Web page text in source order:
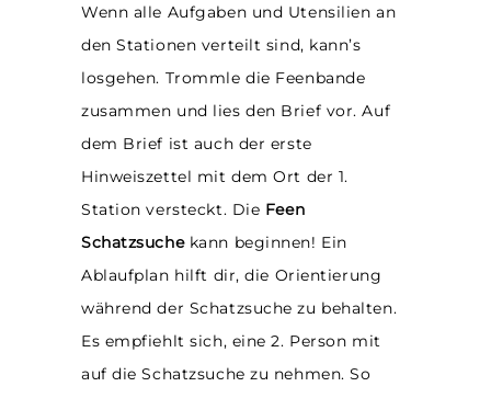
Wenn alle Aufgaben und Utensilien an
den Stationen verteilt sind, kann’s
losgehen. Trommle die Feenbande
zusammen und lies den Brief vor. Auf
dem Brief ist auch der erste
Hinweiszettel mit dem Ort der 1.
Station versteckt. Die Feen
Schatzsuchekann beginnen! Ein
Ablaufplan hilft dir, die Orientierung
während der Schatzsuche zu behalten.
Es empfiehlt sich, eine 2. Person mit
auf die Schatzsuche zu nehmen. So